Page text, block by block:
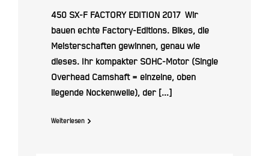
450 SX-F FACTORY EDITION 2017 Wir
bauen echte Factory-Editions. Bikes, die
Meisterschaften gewinnen, genau wie
dieses. Ihr kompakter SOHC-Motor (Single
Overhead Camshaft = einzelne, oben
liegende Nockenwelle), der [...]
Weiterlesen